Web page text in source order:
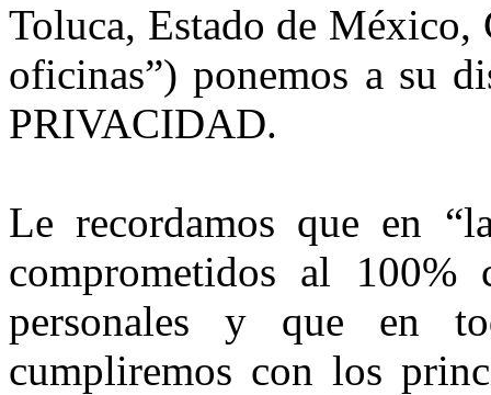
Toluca, Estado de México,
oficinas”) ponemos a su
PRIVACIDAD.
Le recordamos que en
comprometidos al
personales y que en
cumpliremos con los